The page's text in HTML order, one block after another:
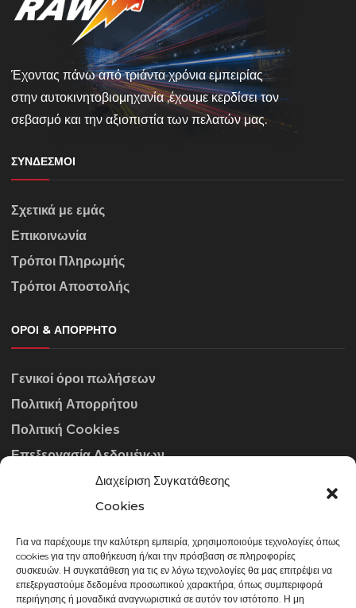
Διαχείριση Συγκατάθεσης
Cookies
Για να παρέχουμε την καλύτερη εμπειρία, χρησιμοποιούμε τεχνολογίες όπως
cookies για την αποθήκευση ή/και την πρόσβαση σε πληροφορίες
συσκευών. Η συγκατάθεση για τις εν λόγω τεχνολογίες θα μας επιτρέψει να
επεξεργαστούμε δεδομένα προσωπικού χαρακτήρα, όπως συμπεριφορά
περιήγησης ή μοναδικά αναγνωριστικά σε αυτόν τον ιστότοπο. Η μη
Έχοντας πάνω από τριάντα χρόνια εμπειρίας
στην αυτοκινητοβιομηχανία ,έχουμε κερδίσει τον
σεβασμό και την αξιοπιστία των πελατών μας.
ΣΎΝΔΕΣΜΟΙ
Σχετικά με εμάς
Επικοινωνία
Τρόποι Πληρωμής
Τρόποι Αποστολής
ΌΡΟΙ & ΑΠΌΡΡΗΤΟ
Γενικοί όροι πωλήσεων
Πολιτική Απορρήτου
Πολιτική Cookies
Επεξεργασία Δεδομένων
ΣΤΟΙΧΕΊΑ ΕΠΙΚΟΙΝΩΝΊΑΣ
info@gowithraw.gr
24310 35062